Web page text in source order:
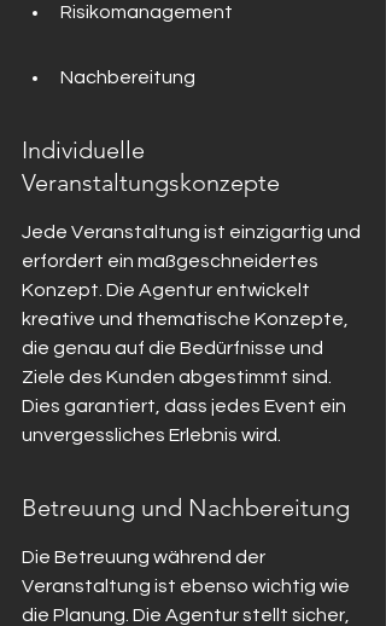
Risikomanagement
Nachbereitung
Individuelle
Veranstaltungskonzepte
Jede Veranstaltung ist einzigartig und
erfordert ein maßgeschneidertes
Konzept. Die Agentur entwickelt
kreative und thematische Konzepte,
die genau auf die Bedürfnisse und
Ziele des Kunden abgestimmt sind.
Dies garantiert, dass jedes Event ein
unvergessliches Erlebnis wird.
Betreuung und Nachbereitung
Die Betreuung während der
Veranstaltung ist ebenso wichtig wie
die Planung. Die Agentur stellt sicher,